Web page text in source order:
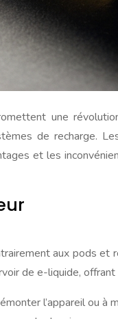
une
de recharge.
et les
aux pods
de e-liquide,
l’appareil ou à